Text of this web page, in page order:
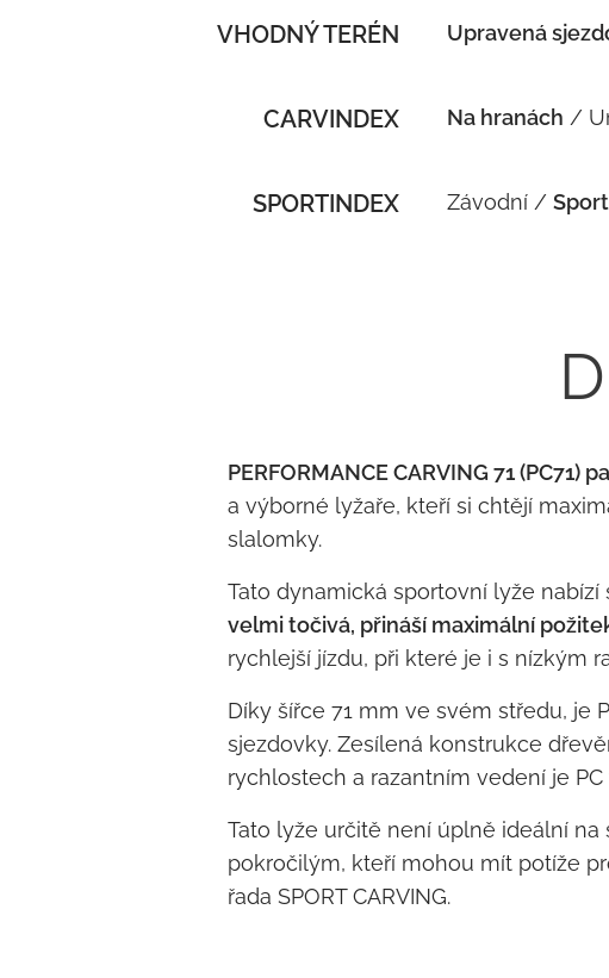
VHODNÝ TERÉN Upravená
CARVINDEX Na hranách /
SPORTINDEX Závodní /
PERFORMANCE CARVING 71
a výborné lyžaře, kteří si chtějí
slalomky.
Tato dynamická sportovní lyže
velmi točivá, přináší maximální
rychlejší jízdu, při které je i s nízkým
Díky šířce 71 mm ve svém středu, je
sjezdovky. Zesílená konstrukce
rychlostech a razantním vedení je PC
Tato lyže určitě není úplně ideální
pokročilým, kteří mohou mít potíže
řada SPORT CARVING.